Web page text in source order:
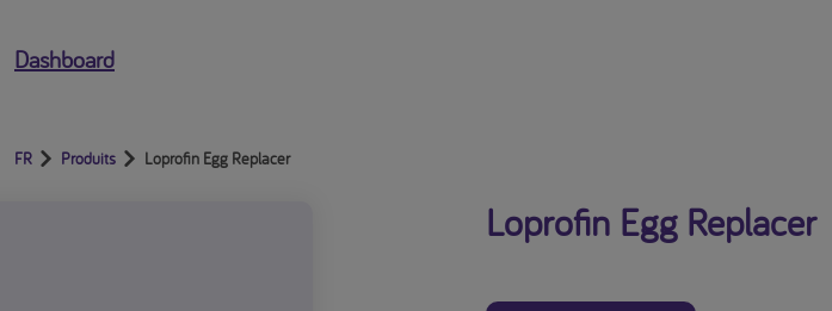
Dashboard
FR Produits Loprofin Egg Replacer
Loprofin Egg Replacer